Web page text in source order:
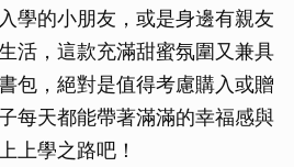
學的小朋友，或是身邊有親友
活，這款充滿甜蜜氛圍又兼具
包，絕對是值得考慮購入或贈
每天都能帶著滿滿的幸福感與
上學之路吧！